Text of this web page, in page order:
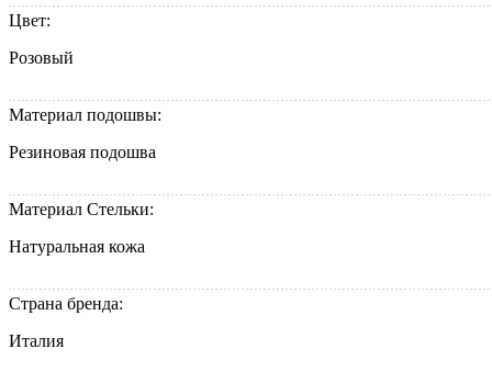
Цвет:
Розовый
Материал подошвы:
Резиновая подошва
Материал Стельки:
Натуральная кожа
Страна бренда:
Италия